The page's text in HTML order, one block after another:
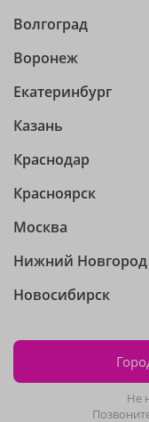
Волгоград
Воронеж
Екатеринбург
Казань
Краснодар
Красноярск
Москва
Нижний Новгород
Новосибирск
Не